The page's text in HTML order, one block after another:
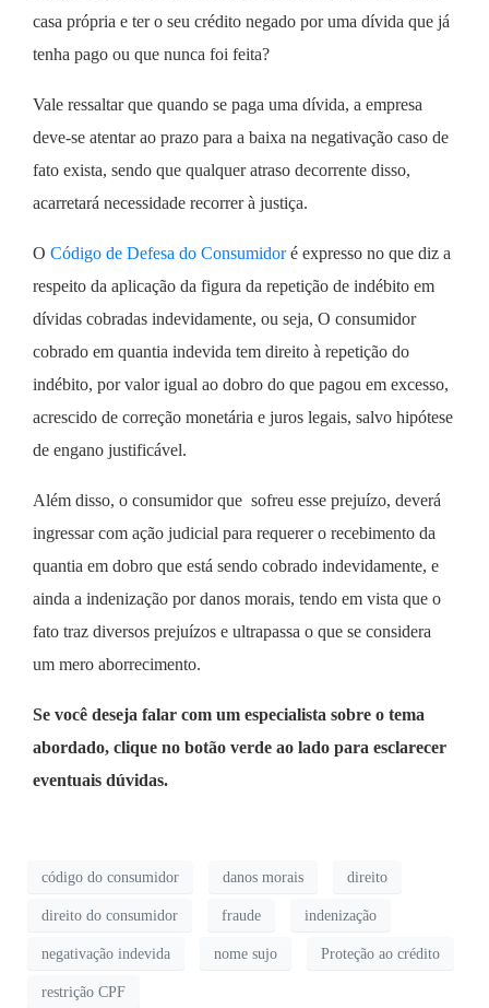
casa própria e ter o seu crédito negado por uma dívida que já
tenha pago ou que nunca foi feita?
Vale ressaltar que quando se paga uma dívida, a empresa
deve-se atentar ao prazo para a baixa na negativação caso de
fato exista, sendo que qualquer atraso decorrente disso,
acarretará necessidade recorrer à justiça.
O Código de Defesa do Consumidoré expresso no que diz a
respeito da aplicação da figura da repetição de indébito em
dívidas cobradas indevidamente, ou seja, O consumidor
cobrado em quantia indevida tem direito à repetição do
indébito, por valor igual ao dobro do que pagou em excesso,
acrescido de correção monetária e juros legais, salvo hipótese
de engano justificável.
Além disso, o consumidor que sofreu esse prejuízo, deverá
ingressar com ação judicial para requerer o recebimento da
quantia em dobro que está sendo cobrado indevidamente, e
ainda a indenização por danos morais, tendo em vista que o
fato traz diversos prejuízos e ultrapassa o que se considera
um mero aborrecimento.
Se você deseja falar com um especialista sobre o tema
abordado, clique no botão verde ao lado para esclarecer
eventuais dúvidas.
código do consumidor danos morais direito
direito do consumidor fraude indenização
negativação indevida nome sujo Proteção ao crédito
restrição CPF